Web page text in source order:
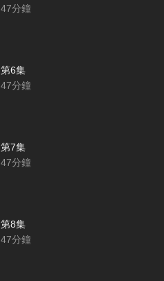
47分鐘
第6集
47分鐘
第7集
47分鐘
第8集
47分鐘